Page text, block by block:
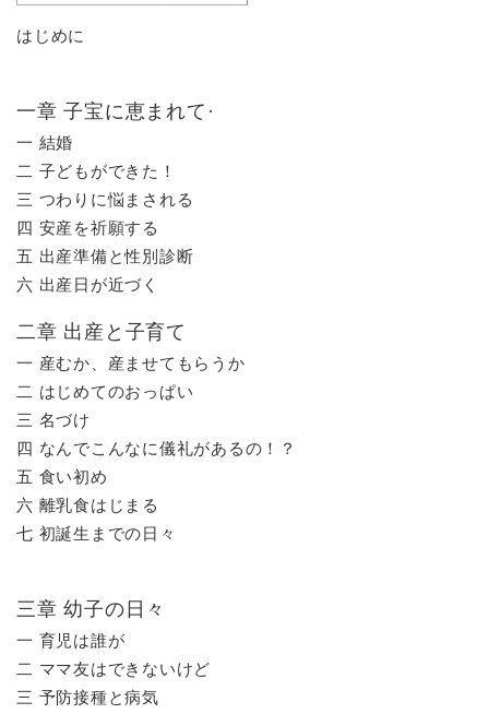
はじめに
一章 子宝に恵まれて·
一 結婚
二 子どもができた！
三 つわりに悩まされる
四 安産を祈願する
五 出産準備と性別診断
六 出産日が近づく
二章 出産と子育て
一 産むか、産ませてもらうか
二 はじめてのおっぱい
三 名づけ
四 なんでこんなに儀礼があるの！？
五 食い初め
六 離乳食はじまる
七 初誕生までの日々
三章 幼子の日々
一 育児は誰が
二 ママ友はできないけど
三 予防接種と病気